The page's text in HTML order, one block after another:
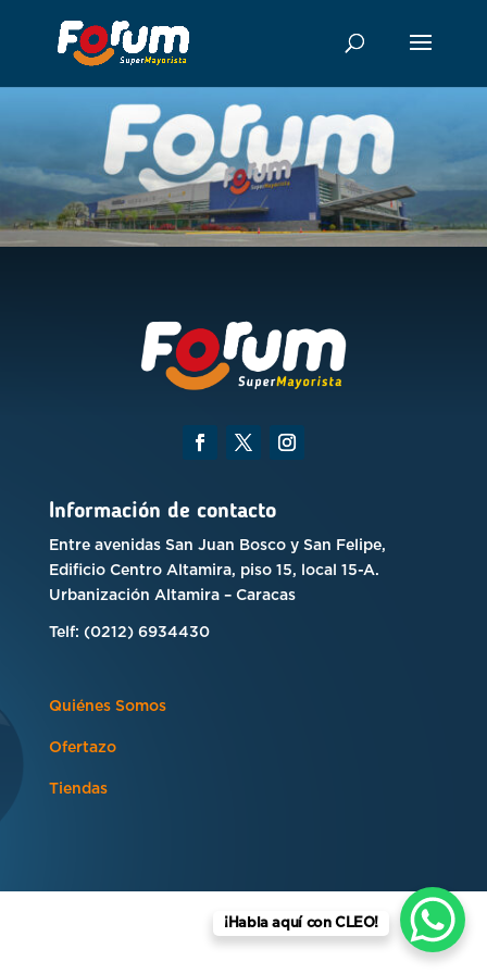
Información de contacto
Entre avenidas San Juan Bosco y San Felipe,
Edificio Centro Altamira, piso 15, local 15-A.
Urbanización Altamira – Caracas
Telf: (0212) 6934430
Quiénes Somos
Ofertazo
Tiendas
¡Habla aquí con CLEO!